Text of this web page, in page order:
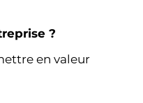
?
en valeur